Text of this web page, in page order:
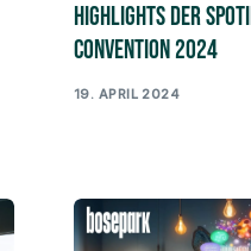
Highlights der
Convention 2024
19. APRIL 2024